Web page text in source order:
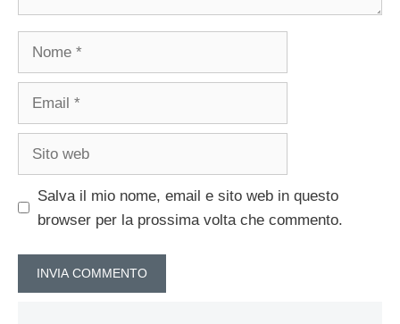
Nome
Email
Sito
Salva il mio nome, email e sito web in questo
browser per la prossima volta che commento.